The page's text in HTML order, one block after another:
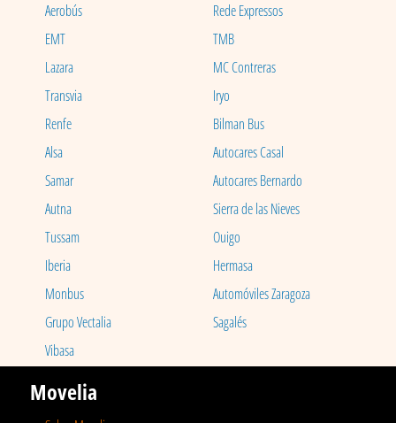
Aerobús
Rede Expressos
EMT
TMB
Lazara
MC Contreras
Transvia
Iryo
Renfe
Bilman Bus
Alsa
Autocares Casal
Samar
Autocares Bernardo
Autna
Sierra de las Nieves
Tussam
Ouigo
Iberia
Hermasa
Monbus
Automóviles Zaragoza
Grupo Vectalia
Sagalés
Vibasa
Movelia